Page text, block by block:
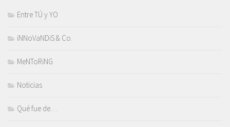
Entre TÚ y YO
iNNoVaNDiS & Co.
MeNToRiNG
Noticias
Qué fue de…